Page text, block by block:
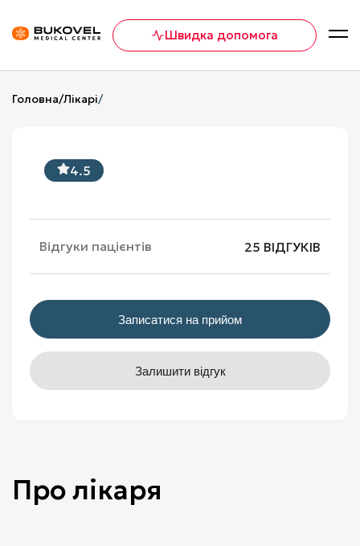
Швидка допомога
Головна/Лікарі/
4.5
Відгуки пацієнтів 25 ВІДГУКІВ
Записатися на прийом
Залишити відгук
Про лікаря